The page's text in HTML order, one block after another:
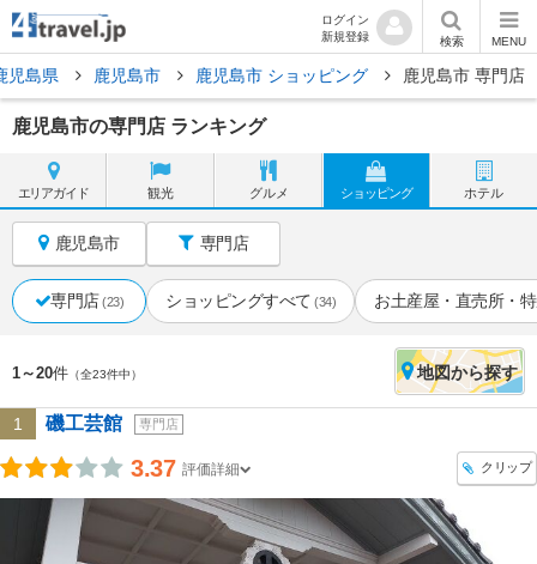
ログイン
新規登録
検索 MENU
児島県 鹿児島市 鹿児島市 ショッピング 鹿児島市 専門店
鹿児島市の専門店 ランキング
エリアガイド 観光 グルメ ショッピング ホテル
鹿児島市 専門店
専門店 (23) ショッピングすべて (34) お土産屋・直売所・
1～20件 （全23件中） 地図から探す
1 磯工芸館 専門店
3.37 評価詳細 クリップ